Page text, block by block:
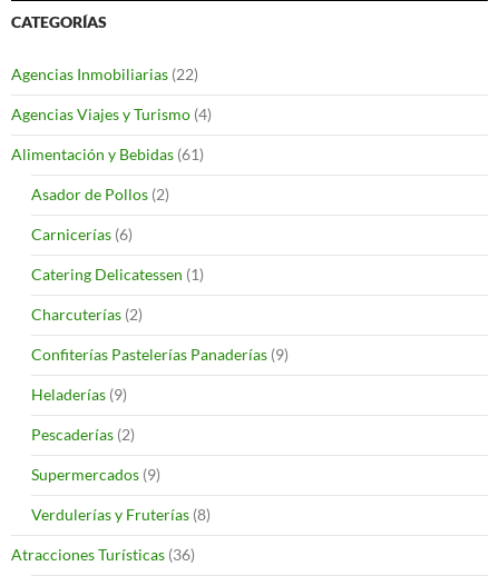
CATEGORÍAS
Agencias Inmobiliarias (22)
Agencias Viajes y Turismo (4)
Alimentación y Bebidas (61)
Asador de Pollos (2)
Carnicerías (6)
Catering Delicatessen (1)
Charcuterías (2)
Confiterías Pastelerías Panaderías (9)
Heladerías (9)
Pescaderías (2)
Supermercados (9)
Verdulerías y Fruterías (8)
Atracciones Turísticas (36)